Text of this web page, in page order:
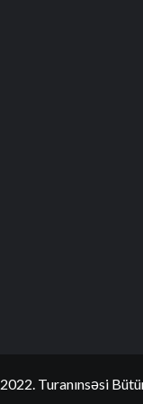
2022. Turanınsəsi